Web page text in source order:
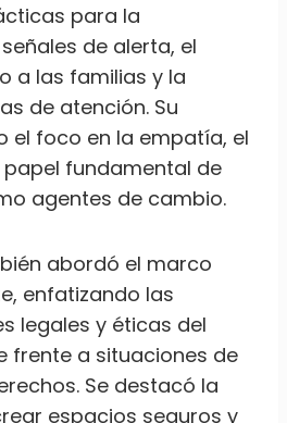
para la
de alerta, el
a las familias y la
de atención. Su
el foco en la empatía, el
fundamental de
agentes de cambio.
abordó el marco
enfatizando las
legales y éticas del
frente a situaciones de
Se destacó la
espacios seguros y